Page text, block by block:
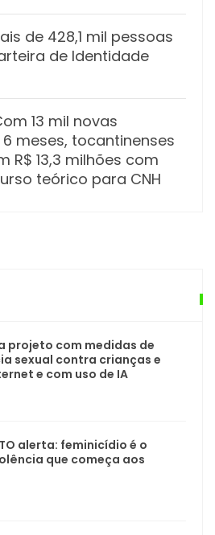
de 428,1 mil pessoas
de Identidade
13 mil novas
meses, tocantinenses
R$ 13,3 milhões com
teórico para CNH
projeto com medidas de
sexual contra crianças e
e com uso de IA
alerta: feminicídio é o
que começa aos